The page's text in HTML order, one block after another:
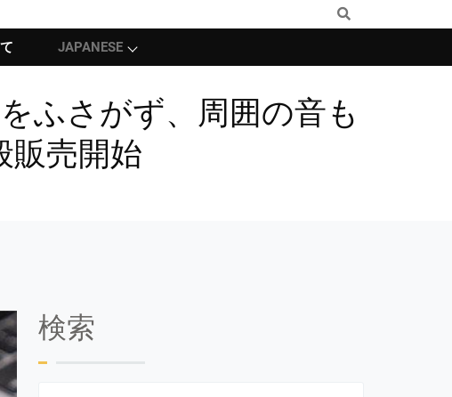
JAPANESE
ふさがず、周囲の音も
販売開始
検索